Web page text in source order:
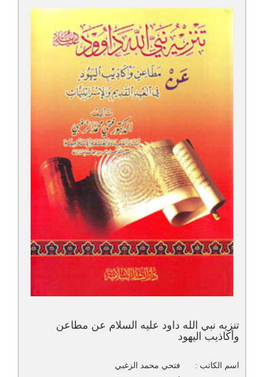
تنزيه نبي الله داود عليه السلام عن مطاعن
وأكاذيب اليهود
اسم الكاتب :
فتحي محمد الزغبي